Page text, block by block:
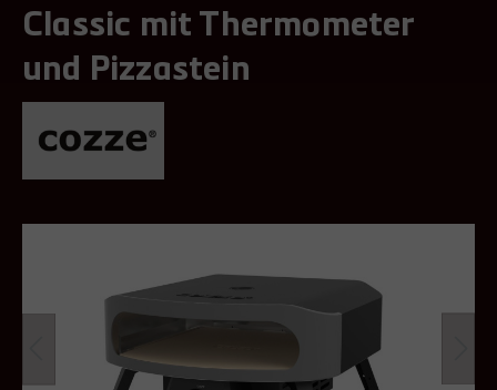
Classic mit Thermometer
und Pizzastein